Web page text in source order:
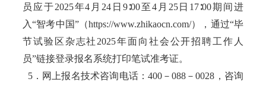
员应于2025年4月24日9∶00至4月25日17∶00期间进
入“智考中国”（https://www.zhikaocn.com/），通过“毕
节试验区杂志社2025年面向社会公开招聘工作人
员”链接登录报名系统打印笔试准考证。
5．网上报名技术咨询电话：400－088－0028，咨询